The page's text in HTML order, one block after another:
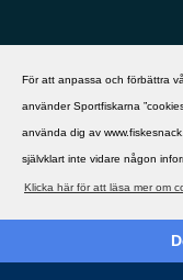
För att anpassa och förbättra
använder Sportfiskarna
använda dig av
självklart inte vidare någon
Klicka här för att läsa mer om
Copyright ©2002 -